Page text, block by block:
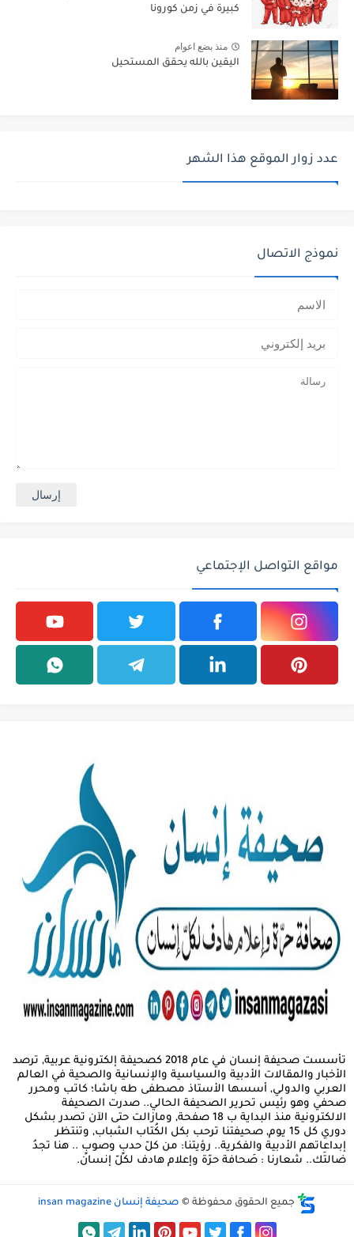
كبيرة في زمن كورونا
منذ بضع اعوام
اليقين بالله يحقق المستحيل
عدد زوار الموقع هذا الشهر
نموذج الاتصال
مواقع التواصل الإجتماعي
تأسست صحيفة إنسان في عام 2018 كصحيفة إلكترونية عربية, ترصد
الأخبار والمقالات الأدبية والسياسية والإنسانية والصحية في العالم
العربي والدولي, أسسها الأستاذ مصطفى طه باشا؛ كاتب ومحرر
صحفي وهو رئيس تحرير الصحيفة الحالي.. صدرت الصحيفة
الالكترونية منذ البداية ب 18 صفحة, ومازالت حتى الآن تصدر بشكل
دوري كل 15 يوم, صحيفتنا ترحب بكل الكُتاب الشباب, وتنتظر
إبداعاتهم الأدبية والفكرية.. رؤيتنا: من كلّ حدبٍ وصوبٍ .. هنا تجدُ
ضالتَك.. شعارنا : صَحافة حرّة وإعلام هادف لكلّ إنسان.
جميع الحقوق محفوظة © صحيفة إنسان insan magazine